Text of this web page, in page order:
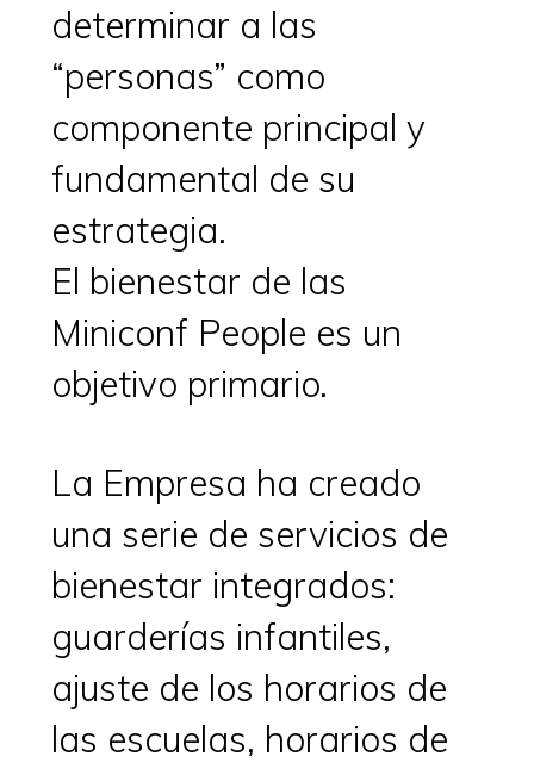
determinar a las
“personas” como
componente principal y
fundamental de su
estrategia.
El bienestar de las
Miniconf People es un
objetivo primario.
La Empresa ha creado
una serie de servicios de
bienestar integrados:
guarderías infantiles,
ajuste de los horarios de
las escuelas, horarios de